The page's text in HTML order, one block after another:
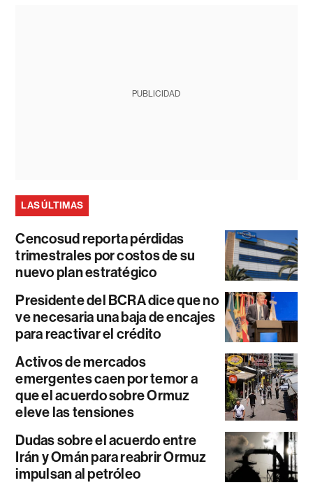
PUBLICIDAD
LAS ÚLTIMAS
Cencosud reporta pérdidas
trimestrales por costos de su
nuevo plan estratégico
Presidente del BCRA dice que no
ve necesaria una baja de encajes
para reactivar el crédito
Activos de mercados
emergentes caen por temor a
que el acuerdo sobre Ormuz
eleve las tensiones
Dudas sobre el acuerdo entre
Irán y Omán para reabrir Ormuz
impulsan al petróleo